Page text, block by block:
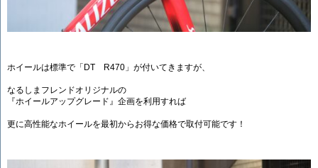
ホイールは標準で「DT R470」が付いてきますが、
なるしまフレンドオリジナルの
『ホイールアップグレード』企画を利用すれば
更に高性能なホイールを最初からお得な価格で取付可能です！